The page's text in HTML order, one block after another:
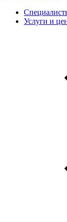
Услуги и